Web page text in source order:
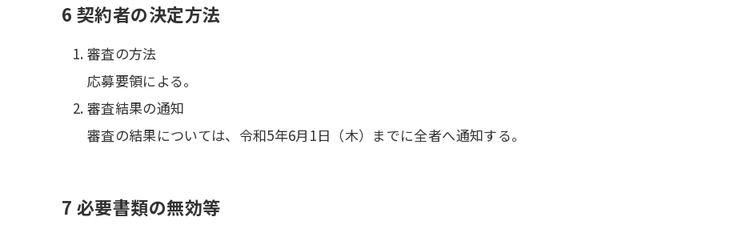
6 契約者の決定方法
審査の方法
応募要領による。
審査結果の通知
審査の結果については、令和5年6月1日（木）までに全者へ通知する。
7 必要書類の無効等